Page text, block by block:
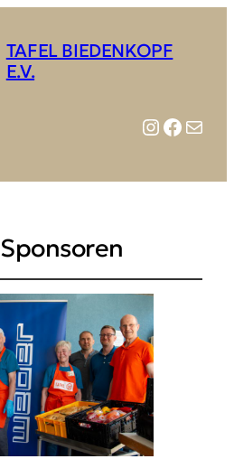
TAFEL BIEDENKOPF
E.V.
E-Mail
Sponsoren